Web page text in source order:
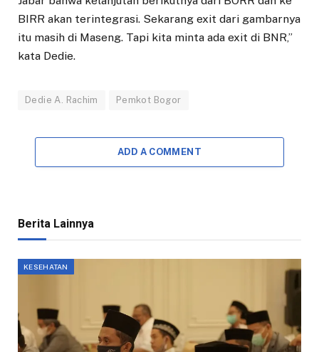
BIRR akan terintegrasi. Sekarang exit dari gambarnya
itu masih di Maseng. Tapi kita minta ada exit di BNR,”
kata Dedie.
Dedie A. Rachim Pemkot Bogor
ADD A COMMENT
Berita Lainnya
KESEHATAN